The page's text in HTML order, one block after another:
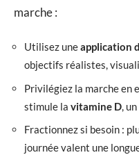
marche :
Utilisez uneapplication
objectifs réalistes,
Privilégiez la marche en
stimule la vitamine D ,
Fractionnez si besoin :
journée valent une